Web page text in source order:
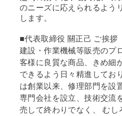
のニーズに応えられるよう
します。
■代表取締役 關正己
建設・作業機械等販売のプ
客様に良質な商品、きめ細
できるよう日々精進してお
は創業以来、修理部門を設
専門会社を設立、技術交流
売して終わりでなく、 むし